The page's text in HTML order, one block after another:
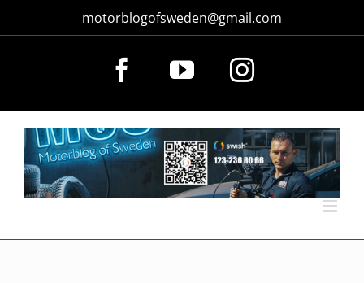
innehållet
motorblogofsweden@gmail.com
FacebookYouTubeInstagram